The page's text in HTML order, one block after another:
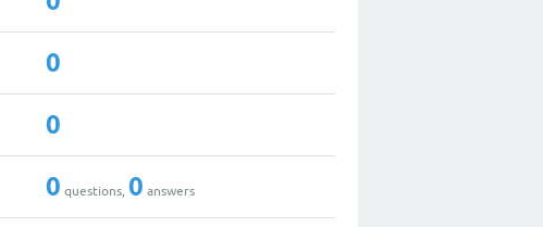
0
0
0 questions,0 answers